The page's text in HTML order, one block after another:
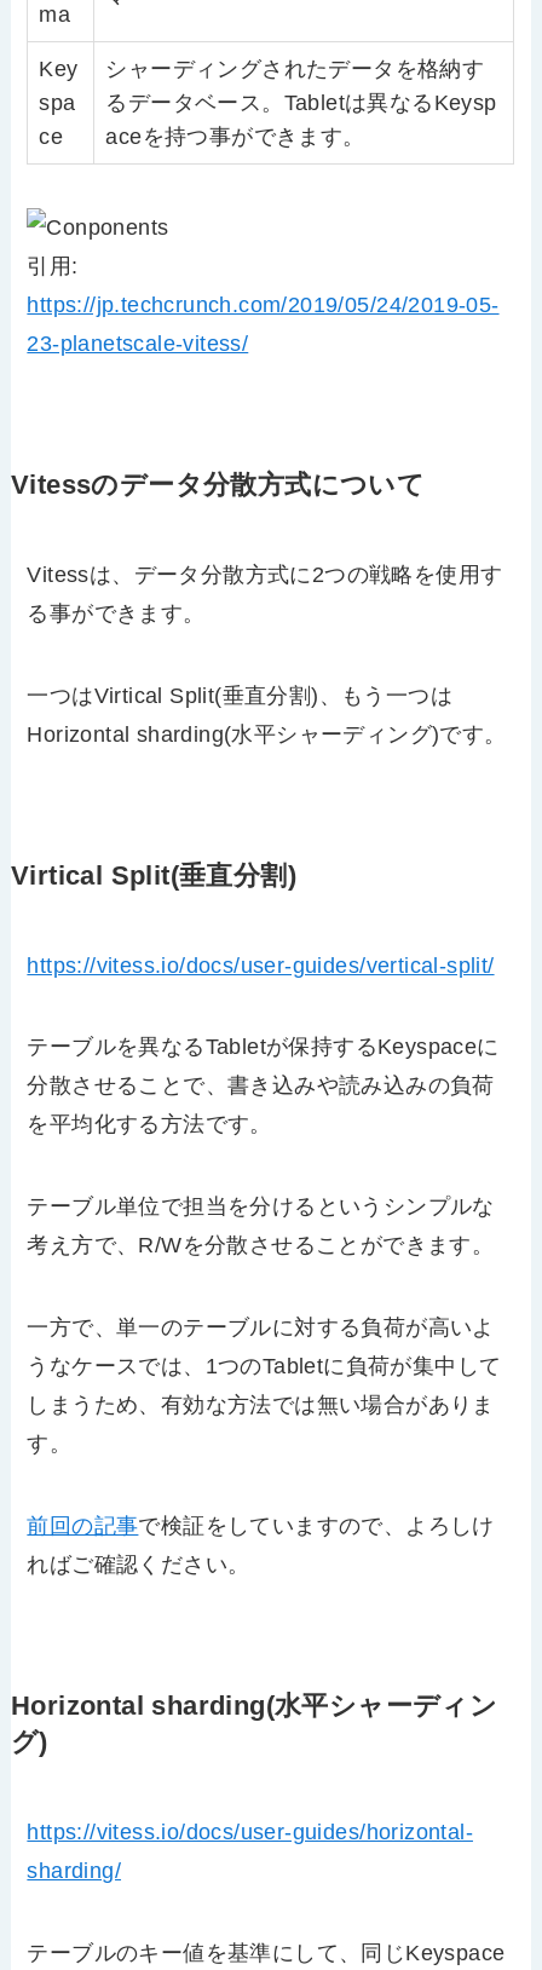
ma
Key
spa
ce
シャーディングされたデータを格納す
るデータベース。Tabletは異なるKeysp
aceを持つ事ができます。
引用:
https://jp.techcrunch.com/2019/05/24/2019-05-
23-planetscale-vitess/
Vitessのデータ分散方式について
Vitessは、データ分散方式に2つの戦略を使用す
る事ができます。
一つはVirtical Split(垂直分割)、もう一つは
Horizontal sharding(水平シャーディング)です。
Virtical Split(垂直分割)
https://vitess.io/docs/user-guides/vertical-split/
テーブルを異なるTabletが保持するKeyspaceに
分散させることで、書き込みや読み込みの負荷
を平均化する方法です。
テーブル単位で担当を分けるというシンプルな
考え方で、R/Wを分散させることができます。
一方で、単一のテーブルに対する負荷が高いよ
うなケースでは、1つのTabletに負荷が集中して
しまうため、有効な方法では無い場合がありま
す。
前回の記事で検証をしていますので、よろしけ
ればご確認ください。
Horizontal sharding(水平シャーディン
グ)
https://vitess.io/docs/user-guides/horizontal-
sharding/
テーブルのキー値を基準にして、同じKeyspace